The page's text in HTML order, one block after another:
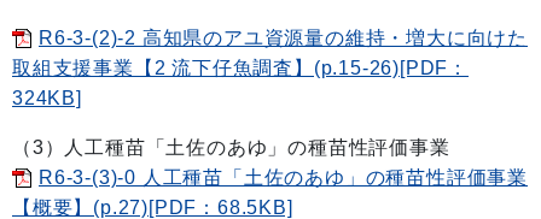
R6-3-(2)-2 高知県のアユ資源量の維持・増大に向けた
取組支援事業【2 流下仔魚調査】(p.15-26)[PDF：
324KB]
（3）人工種苗「土佐のあゆ」の種苗性評価事業
R6-3-(3)-0 人工種苗「土佐のあゆ」の種苗性評価事業
【概要】(p.27)[PDF：68.5KB]